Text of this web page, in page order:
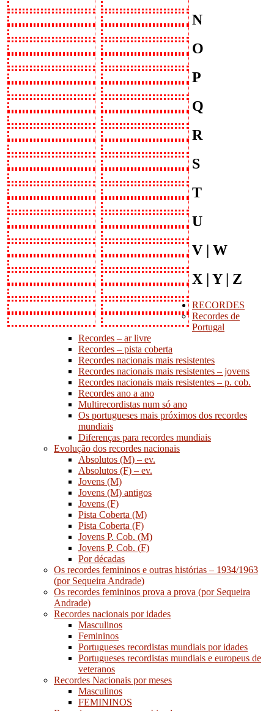
N
O
P
Q
R
S
T
U
V | W
X | Y | Z
RECORDES
Recordes de
Portugal
Recordes – ar livre
Recordes – pista coberta
Recordes nacionais mais resistentes
Recordes nacionais mais resistentes – jovens
Recordes nacionais mais resistentes – p. cob.
Recordes ano a ano
Multirecordistas num só ano
Os portugueses mais próximos dos recordes
mundiais
Diferenças para recordes mundiais
Evolução dos recordes nacionais
Absolutos (M) – ev.
Absolutos (F) – ev.
Jovens (M)
Jovens (M) antigos
Jovens (F)
Pista Coberta (M)
Pista Coberta (F)
Jovens P. Cob. (M)
Jovens P. Cob. (F)
Por décadas
Os recordes femininos e outras histórias – 1934/1963
(por Sequeira Andrade)
Os recordes femininos prova a prova (por Sequeira
Andrade)
Recordes nacionais por idades
Masculinos
Femininos
Portugueses recordistas mundiais por idades
Portugueses recordistas mundiais e europeus de
veteranos
Recordes Nacionais por meses
Masculinos
FEMININOS